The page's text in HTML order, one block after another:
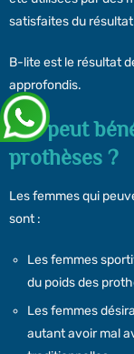
satisfaites du
B-lite est le résultat
approfondis.
Qui peut
prothèses ?
Les femmes qui
sont :
Les femmes
du poids des
Les femmes
autant avoir mal